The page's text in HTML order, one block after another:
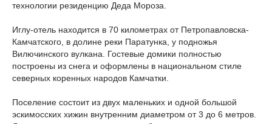
технологии резиденцию Деда Мороза.
Иглу-отель находится в 70 километрах от Петропавловска-
Камчатского, в долине реки Паратунка, у подножья
Вилючинского вулкана. Гостевые домики полностью
построены из снега и оформлены в национальном стиле
северных коренных народов Камчатки.
Поселение состоит из двух маленьких и одной большой
эскимосских хижин внутренним диаметром от 3 до 6 метров.